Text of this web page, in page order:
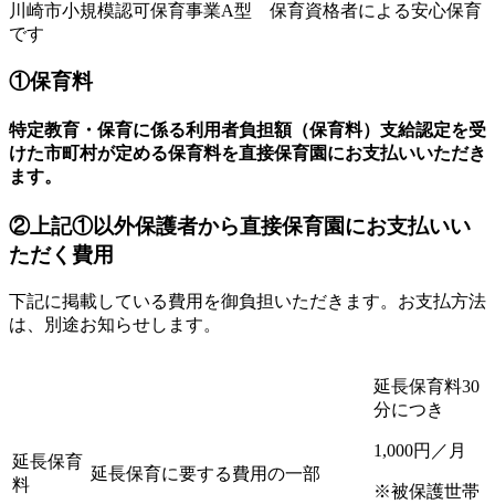
川崎市小規模認可保育事業A型 保育資格者による安心保育
です
①保育料
特定教育・保育に係る利用者負担額（保育料）支給認定を受
けた市町村が定める保育料を直接保育園にお支払いいただき
ます。
②上記①以外保護者から直接保育園にお支払いい
ただく費用
下記に掲載している費用を御負担いただきます。お支払方法
は、別途お知らせします。
延長保育
料
延長保育に要する費用の一部
延長保育料30
分につき
1,000円／月
※被保護世帯